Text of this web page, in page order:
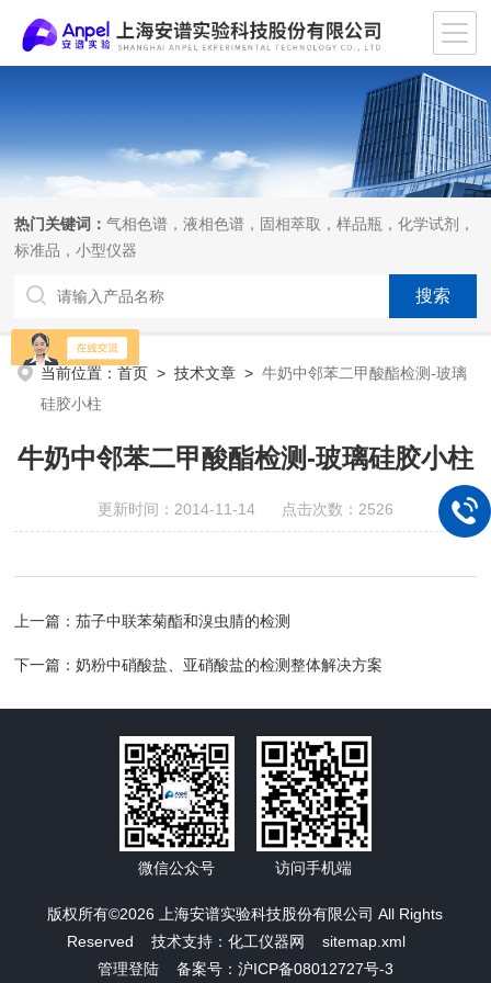
热门关键词：气相色谱，液相色谱，固相萃取，样品瓶，化学试剂，
标准品，小型仪器
当前位置：首页 >技术文章 >牛奶中邻苯二甲酸酯检测-玻璃
硅胶小柱
牛奶中邻苯二甲酸酯检测-玻璃硅胶小柱
更新时间：2014-11-14 点击次数：2526
上一篇：茄子中联苯菊酯和溴虫腈的检测
下一篇：奶粉中硝酸盐、亚硝酸盐的检测整体解决方案
版权所有©2026 上海安谱实验科技股份有限公司 All Rights
Reserved 技术支持：化工仪器网
sitemap.xml
管理登陆
备案号：沪ICP备08012727号-3
微信公众号 访问手机端